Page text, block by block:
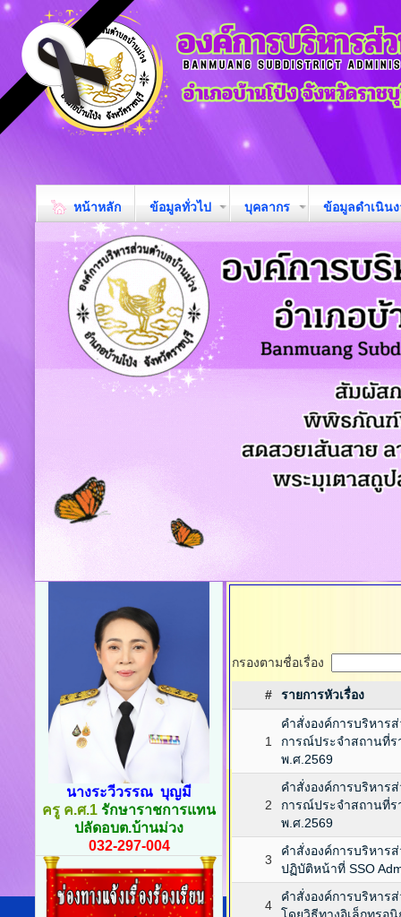
หน้าหลัก ข้อมูลทั่วไป บุคลากร ข้อมูลดำเนิน
กรองตามชื่อเรื่อง
# รายการหัวเรื่อง
1
คำสั่งองค์การบริหาร
การณ์ประจำสถานที่ร
พ.ศ.2569
2
คำสั่งองค์การบริหาร
การณ์ประจำสถานที่ร
พ.ศ.2569
3
คำสั่งองค์การบริหาร
ปฏิบัติหน้าที่ SSO
4
คำสั่งองค์การบริหาร
นางระวีวรรณ บุญมี
ครู ค.ศ.1 รักษาราชการแทน
ปลัดอบต.บ้านม่วง
032-297-004